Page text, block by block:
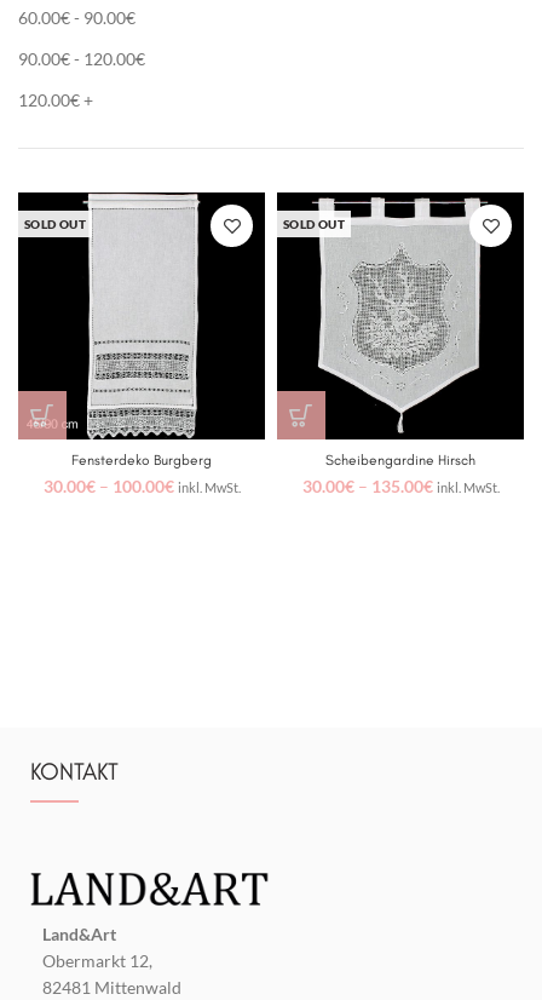
60.00€- 90.00€
90.00€- 120.00€
120.00€+
SOLD OUT
Fensterdeko Burgberg
30.00€– 100.00€ inkl. MwSt.
SOLD OUT
Scheibengardine Hirsch
30.00€– 135.00€ inkl. MwSt.
KONTAKT
Land&Art
Obermarkt 12,
82481 Mittenwald